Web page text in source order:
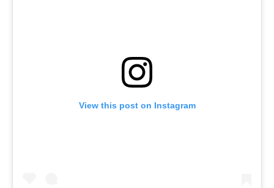
View this post on Instagram